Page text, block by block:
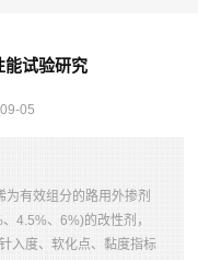
能试验研究
05
有效组分的路用外掺剂
4.5%、6%)的改性剂，
入度、软化点、黏度指标